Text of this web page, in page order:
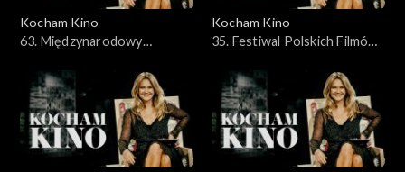
Kocham Kino
63. Międzynarodowy
2010 - 23.05.2010
Kocham Kino
35. Festiwal Polskich Filmów